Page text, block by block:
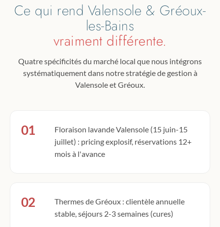
Ce qui rend Valensole & Gréoux-
les-Bains
vraiment différente.
Quatre spécificités du marché local que nous intégrons
systématiquement dans notre stratégie de gestion à
Valensole et Gréoux.
01
Floraison lavande Valensole (15 juin-15
juillet) : pricing explosif, réservations 12+
mois à l'avance
02
Thermes de Gréoux : clientèle annuelle
stable, séjours 2-3 semaines (cures)